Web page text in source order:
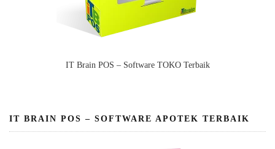
IT Brain POS – Software TOKO Terbaik
IT BRAIN POS – SOFTWARE APOTEK TERBAIK